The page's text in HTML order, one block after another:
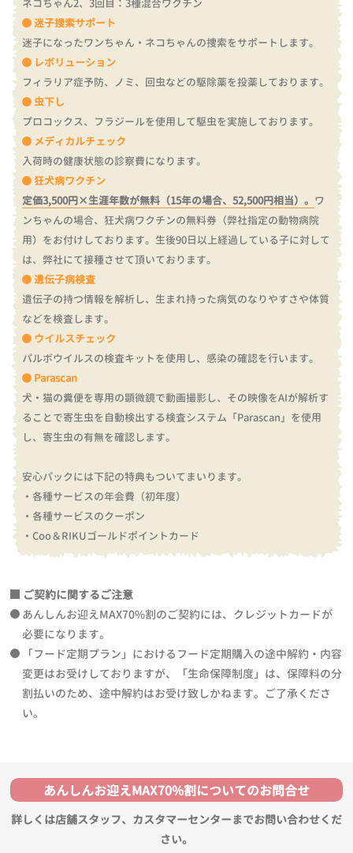
ネコちゃん2、3回目：3種混合ワクチン
迷子捜索サポート
迷子になったワンちゃん・ネコちゃんの捜索をサポートします。
レボリューション
フィラリア症予防、ノミ、回虫などの駆除薬を投薬しております。
虫下し
プロコックス、フラジールを使用して駆虫を実施しております。
メディカルチェック
入荷時の健康状態の診察費になります。
狂犬病ワクチン
定価3,500円×生涯年数が無料（15年の場合、52,500円相当）。 ワ
ンちゃんの場合、狂犬病ワクチンの無料券（弊社指定の動物病院
用）をお付けしております。 生後90日以上経過している子に対して
は、弊社にて接種させて頂いております。
遺伝子病検査
遺伝子の持つ情報を解析し、生まれ持った病気のなりやすさや体質
などを検査します。
ウイルスチェック
パルボウイルスの検査キットを使用し、感染の確認を行います。
Parascan
犬・猫の糞便を専用の顕微鏡で動画撮影し、その映像をAIが解析す
ることで寄生虫を自動検出する検査システム「Parascan」を使用
し、寄生虫の有無を確認します。
安心パックには下記の特典もついてまいります。
・各種サービスの年会費（初年度）
・各種サービスのクーポン
・Coo＆RIKUゴールドポイントカード
ご契約に関するご注意
あんしんお迎えMAX70%割のご契約には、クレジットカードが
必要になります。
「フード定期プラン」におけるフード定期購入の途中解約・内容
変更はお受けしておりますが、「生命保障制度」は、保障料の分
割払いのため、途中解約はお受け致しかねます。ご了承くださ
い。
あんしんお迎えMAX70%割についてのお問合せ
詳しくは店舗スタッフ、カスタマーセンターまでお問い合わせくだ
さい。